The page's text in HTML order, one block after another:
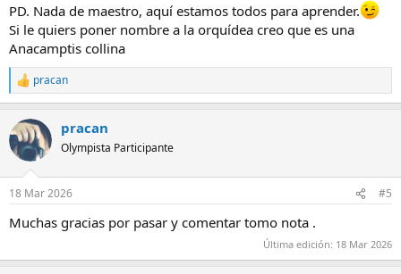
PD. Nada de maestro, aquí estamos todos para aprender.
Si le quiers poner nombre a la orquídea creo que es una
Anacamptis collina
R
e
c
c
i
e
:
pracan
pracan
Olympista Participante
18 Mar 2026 #5
Muchas gracias por pasar y comentar tomo nota .
Última edición: 18 Mar 2026